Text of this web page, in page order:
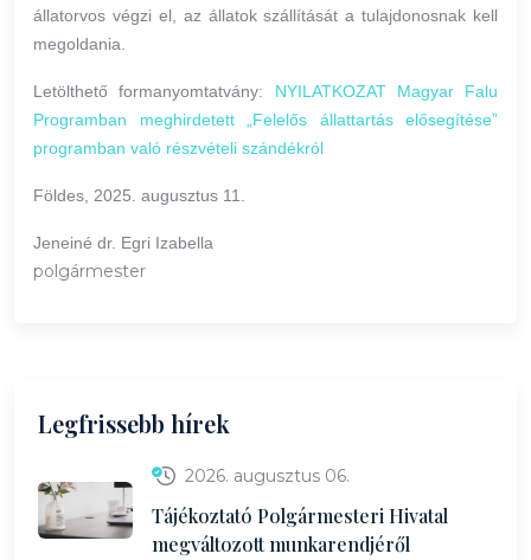
állatorvos végzi el, az állatok szállítását a tulajdonosnak kell
megoldania.
Letölthető formanyomtatvány: NYILATKOZAT Magyar Falu
Programban meghirdetett „Felelős állattartás elősegítése”
programban való részvételi szándékról
Földes, 2025. augusztus 11.
Jeneiné dr. Egri Izabella
polgármester
Legfrissebb hírek
2026. augusztus 06.
Tájékoztató Polgármesteri Hivatal
megváltozott munkarendjéről